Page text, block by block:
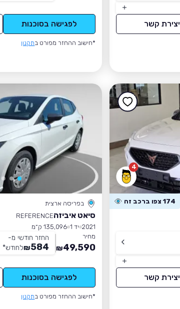
יצירת קשר לפגישה בסוכנות
*חישוב ההחזר מפורט בתקנון
4
174 צפו ברכב זה
יצירת קשר
בפריסה ארצית
סיאט איביזהREFERENCE
2021 יד 1
135,096 ק״מ
מחיר
49,590
₪
החזר חודשי מ-
584
₪לחודש*
לפגישה בסוכנות
*חישוב ההחזר מפורט בתקנון